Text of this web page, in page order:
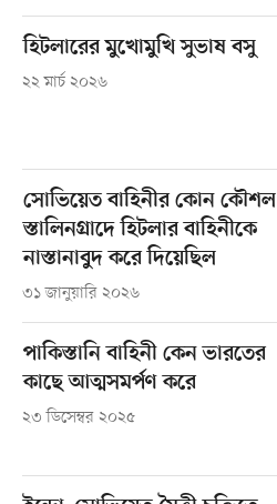
হিটলারের মুখোমুখি সুভাষ বসু
২২ মার্চ ২০২৬
সোভিয়েত বাহিনীর কোন কৌশল
স্তালিনগ্রাদে হিটলার বাহিনীকে
নাস্তানাবুদ করে দিয়েছিল
৩১ জানুয়ারি ২০২৬
পাকিস্তানি বাহিনী কেন ভারতের
কাছে আত্মসমর্পণ করে
২৩ ডিসেম্বর ২০২৫